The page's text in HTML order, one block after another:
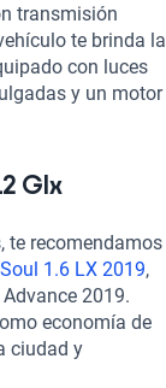
transmisión
te brinda la
con luces
y un motor
tanto en
y control de
experiencia
bolsas de
viajarás con
2019 en Kavak y
¡Tu
Glx
te recomendamos
1.6 LX 2019,
2019.
economía de
ciudad y
de